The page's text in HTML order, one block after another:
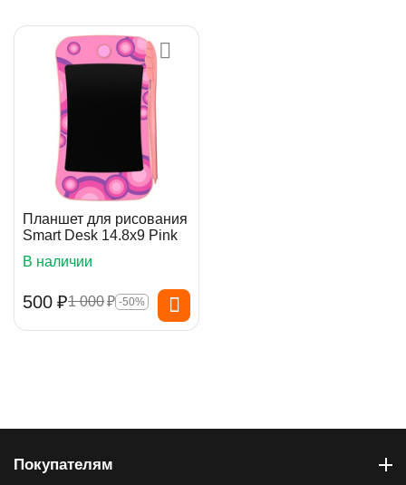
Планшет для рисования
Smart Desk 14.8x9 Pink
В наличии
‍500‍ ₽1 000₽ -50%
Покупателям